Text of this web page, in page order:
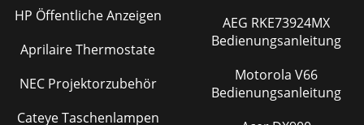
HP Öffentliche Anzeigen
Aprilaire Thermostate
NEC Projektorzubehör
Cateye Taschenlampen
AEG RKE73924MX
Bedienungsanleitung
Motorola V66
Bedienungsanleitung